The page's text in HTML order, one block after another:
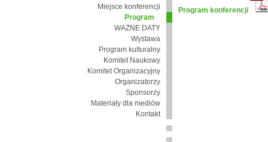
Miejsce konferencji
Program
WAŻNE DATY
Wystawa
Program kulturalny
Komitet Naukowy
Komitet Organizacyjny
Organizatorzy
Sponsorzy
Materiały dla mediów
Kontakt
Program konferencji